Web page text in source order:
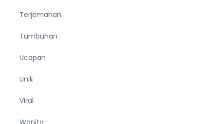
Terjemahan
Tumbuhan
Ucapan
Unik
Viral
Wanita